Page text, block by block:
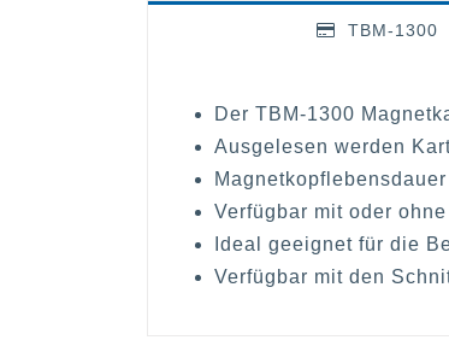
TBM-1300
Der TBM-1300
Ausgelesen werden
Verfügbar mit oder
Ideal geeignet für die
Verfügbar mit den